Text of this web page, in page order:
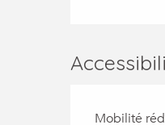
Mobilité